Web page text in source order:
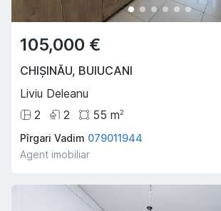
105,000 €
CHIȘINĂU, BUIUCANI
Liviu Deleanu
2
2 55 m2
Pîrgari Vadim 079011944
Agent imobiliar